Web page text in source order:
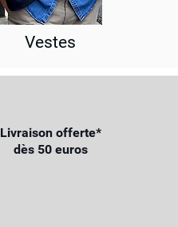
Vestes
Livraison offerte*
dès 50 euros